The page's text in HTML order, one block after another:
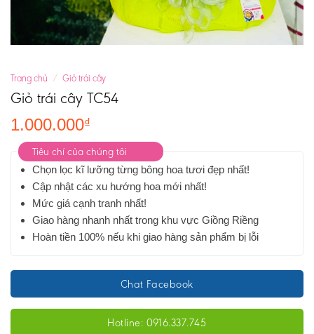
Trang chủ / Giỏ trái cây
Giỏ trái cây TC54
1.000.000₫
Tiêu chí của chúng tôi
Chọn lọc kĩ lưỡng từng bông hoa tươi đẹp nhất!
Cập nhật các xu hướng hoa mới nhất!
Mức giá cạnh tranh nhất!
Giao hàng nhanh nhất trong khu vực Giồng Riềng
Hoàn tiền 100% nếu khi giao hàng sản phẩm bị lỗi
Chat Facebook
Hotline: 0916.337.745